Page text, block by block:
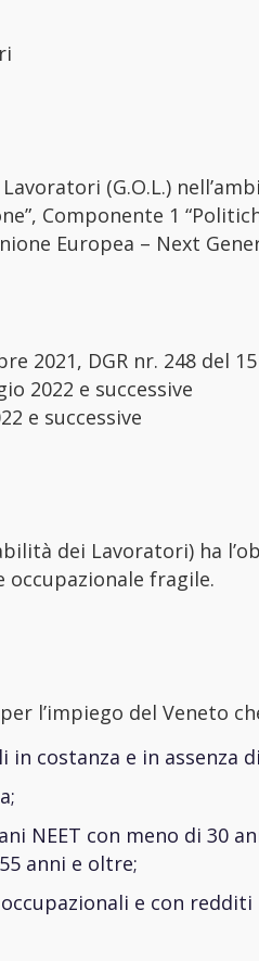
(G.O.L.)
Componente 1
Europea – Next
2021, DGR nr. 248 del
2022 e successive
e successive
dei Lavoratori) ha
occupazionale fragile.
l’impiego del Veneto
costanza e in assenza
NEET con meno di 30
anni e oltre;
e con redditi